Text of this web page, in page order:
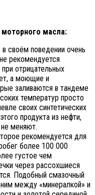
моторного масла:
своём поведении очень
рекомендуется
отрицательных
а моющие и
заливаются в тандеме
температур просто
своих синтетических
продукта из нефти,
меняют.
рекомендуется для
более 100 000
густое чем
через рассохшиеся
Подобный смазочный
между «минералкой» и